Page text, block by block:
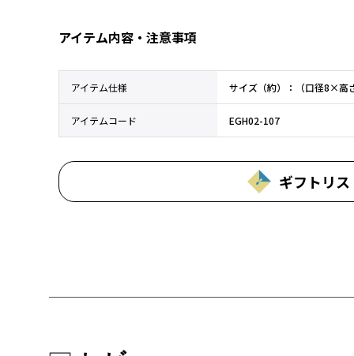
アイテム内容・注意事項
アイテム仕様 サイズ（約）：（口径8×高
アイテムコード EGH02-107
ギフトリス